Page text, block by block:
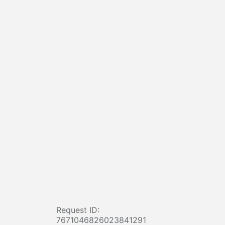
Request ID:
7671046826023841291